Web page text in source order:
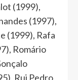
(1999),
(1997),
(1999), Rafa
Romário
Rui Pedro